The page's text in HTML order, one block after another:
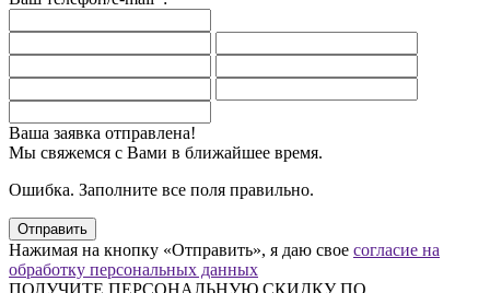
Ваша заявка отправлена!
Мы свяжемся с Вами в ближайшее время.
Ошибка. Заполните все поля правильно.
Отправить
Нажимая на кнопку «Отправить», я даю свое согласие на
обработку персональных данных
ПОЛУЧИТЕ ПЕРСОНАЛЬНУЮ СКИДКУ ПО